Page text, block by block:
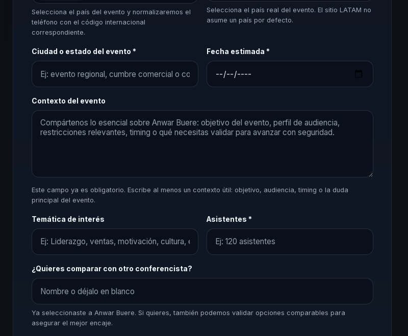
Selecciona el país del evento y normalizaremos el
teléfono con el código internacional
correspondiente.
Selecciona el país real del evento. El sitio LATAM no
asume un país por defecto.
Ciudad o estado del evento * Fecha estimada *
Contexto del evento
Este campo ya es obligatorio. Escribe al menos un contexto útil: objetivo, audiencia, timing o la duda
principal del evento.
Temática de interés Asistentes *
¿Quieres comparar con otro conferencista?
Ya seleccionaste a Anwar Buere. Si quieres, también podemos validar opciones comparables para
asegurar el mejor encaje.